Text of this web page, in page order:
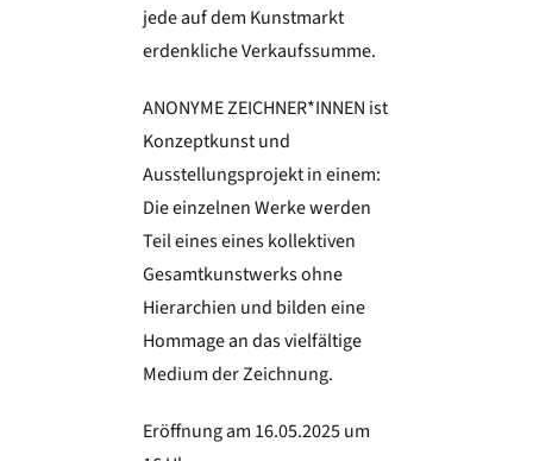
jede auf dem Kunstmarkt
erdenkliche Verkaufssumme.
ANONYME ZEICHNER*INNEN ist
Konzeptkunst und
Ausstellungsprojekt in einem:
Die einzelnen Werke werden
Teil eines eines kollektiven
Gesamtkunstwerks ohne
Hierarchien und bilden eine
Hommage an das vielfältige
Medium der Zeichnung.
Eröffnung am 16.05.2025 um